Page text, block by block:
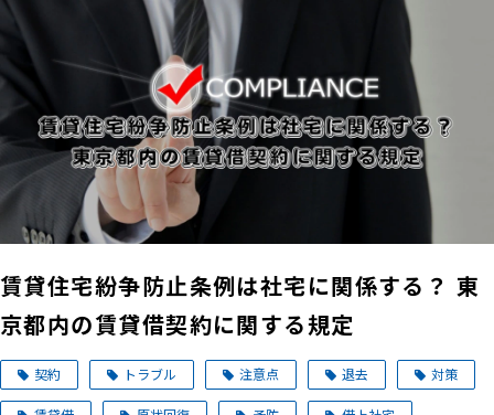
賃貸住宅紛争防止条例は社宅に関係する？ 東
京都内の賃貸借契約に関する規定
契約 トラブル 注意点 退去 対策